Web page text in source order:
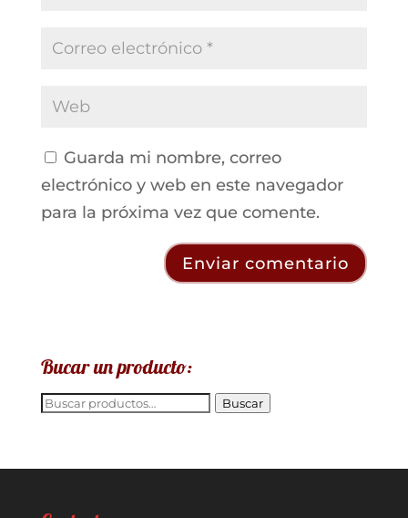
Guarda mi nombre, correo
electrónico y web en este navegador
para la próxima vez que comente.
Bucar un producto:
Buscar
Buscar